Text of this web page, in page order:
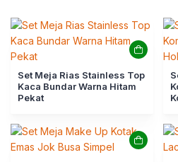
Set Meja Rias Stainless Top
Kaca Bundar Warna Hitam
Pekat